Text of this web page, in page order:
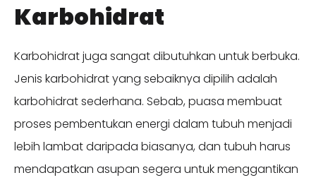
Karbohidrat
Karbohidrat juga sangat dibutuhkan untuk berbuka.
Jenis karbohidrat yang sebaiknya dipilih adalah
karbohidrat sederhana. Sebab, puasa membuat
proses pembentukan energi dalam tubuh menjadi
lebih lambat daripada biasanya, dan tubuh harus
mendapatkan asupan segera untuk menggantikan